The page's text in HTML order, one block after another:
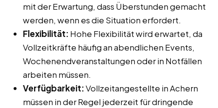
mit der Erwartung, dass Überstunden gemacht
werden, wenn es die Situation erfordert.
Flexibilität: Hohe Flexibilität wird erwartet, da
Vollzeitkräfte häufig an abendlichen Events,
Wochenendveranstaltungen oder in Notfällen
arbeiten müssen.
Verfügbarkeit:Vollzeitangestellte in Achern
müssen in der Regel jederzeit für dringende